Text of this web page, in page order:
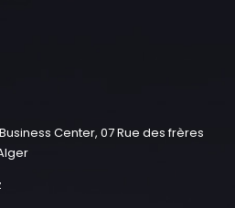
Center, 07 Rue des frères